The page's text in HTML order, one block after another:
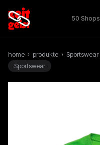
50 Shops
home › produkte › Sportswear
Sportswear